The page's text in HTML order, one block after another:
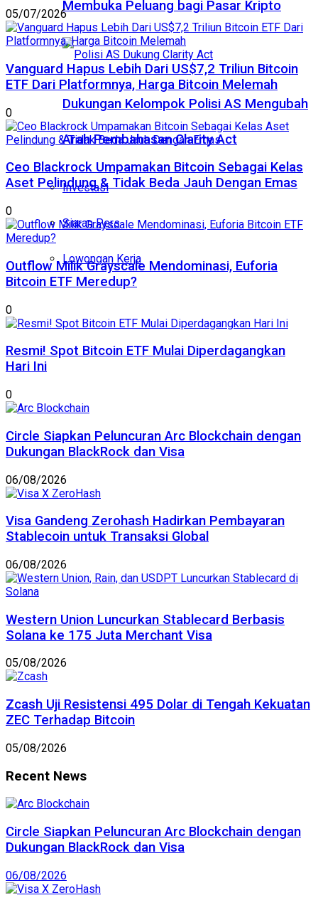
Membuka Peluang bagi Pasar Kripto
Dukungan Kelompok Polisi AS Mengubah
Arah Pembahasan Clarity Act
Investasi
Siaran Pers
Lowongan Kerja
05/07/2026
Vanguard Hapus Lebih Dari US$7,2 Triliun Bitcoin
ETF Dari Platformnya, Harga Bitcoin Melemah
0
Ceo Blackrock Umpamakan Bitcoin Sebagai Kelas
Aset Pelindung & Tidak Beda Jauh Dengan Emas
0
Outflow Milik Grayscale Mendominasi, Euforia
Bitcoin ETF Meredup?
0
Resmi! Spot Bitcoin ETF Mulai Diperdagangkan
Hari Ini
0
Circle Siapkan Peluncuran Arc Blockchain dengan
Dukungan BlackRock dan Visa
06/08/2026
Visa Gandeng Zerohash Hadirkan Pembayaran
Stablecoin untuk Transaksi Global
06/08/2026
Western Union Luncurkan Stablecard Berbasis
Solana ke 175 Juta Merchant Visa
05/08/2026
Zcash Uji Resistensi 495 Dolar di Tengah Kekuatan
ZEC Terhadap Bitcoin
05/08/2026
Recent News
Circle Siapkan Peluncuran Arc Blockchain dengan
Dukungan BlackRock dan Visa
06/08/2026